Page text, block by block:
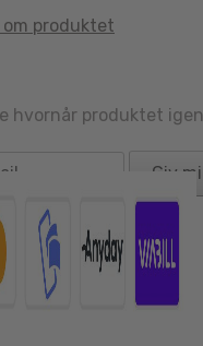
produktet
hvornår produktet
Giv